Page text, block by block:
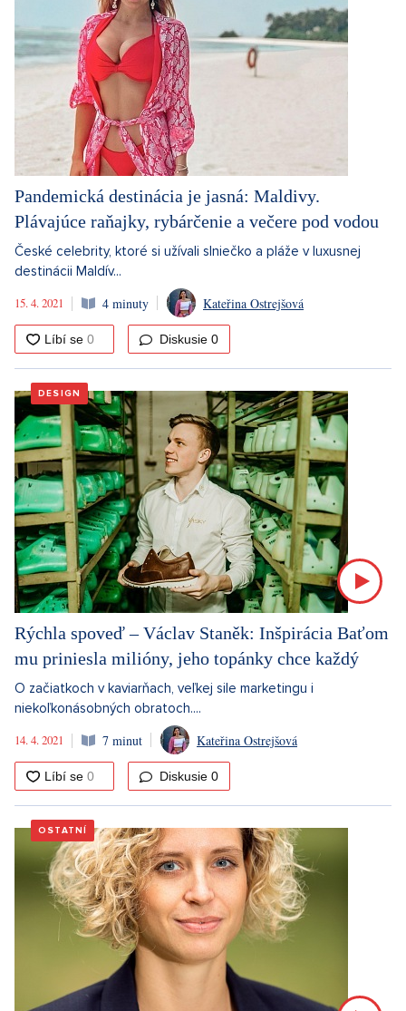
Pandemická destinácia je jasná: Maldivy.
Plávajúce raňajky, rybárčenie a večere pod vodou
České celebrity, ktoré si užívali slniečko a pláže v luxusnej
destinácii Maldív...
15. 4. 2021
4 minuty Kateřina Ostrejšová
Diskusie 0
DESIGN
Rýchla spoveď – Václav Staněk: Inšpirácia Baťom
mu priniesla milióny, jeho topánky chce každý
O začiatkoch v kaviarňach, veľkej sile marketingu i
niekoľkonásobných obratoch....
14. 4. 2021
7 minut Kateřina Ostrejšová
Diskusie 0
OSTATNÍ